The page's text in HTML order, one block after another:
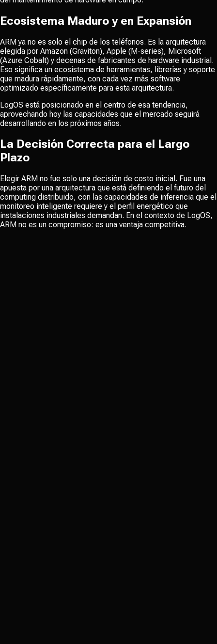
Ecosistema Maduro y en Expansión
ARM ya no es solo el chip de los teléfonos. Es la arquitectura
elegida por Amazon (Graviton), Apple (M-series), Microsoft
(Azure Cobalt) y decenas de fabricantes de hardware industrial.
Eso significa un ecosistema de herramientas, librerías y soporte
que madura rápidamente, con cada vez más software
optimizado específicamente para esta arquitectura.
LogOS está posicionado en el centro de esa tendencia,
aprovechando hoy las capacidades que el mercado seguirá
desarrollando en los próximos años.
La Decisión Correcta para el Largo
Plazo
Elegir ARM no fue solo una decisión de costo inicial. Fue una
apuesta por una arquitectura que está definiendo el futuro del
computing distribuido, con las capacidades de inferencia que el
monitoreo inteligente requiere y el perfil energético que
instalaciones industriales demandan. En el contexto de LogOS,
ARM no es un compromiso: es una ventaja competitiva.